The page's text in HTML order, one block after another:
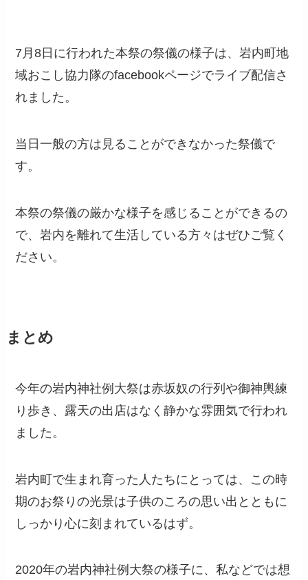
7月8日に行われた本祭の祭儀の様子は、岩内町地
域おこし協力隊のfacebookページでライブ配信さ
れました。
当日一般の方は見ることができなかった祭儀で
す。
本祭の祭儀の厳かな様子を感じることができるの
で、岩内を離れて生活している方々はぜひご覧く
ださい。
まとめ
今年の岩内神社例大祭は赤坂奴の行列や御神輿練
り歩き、露天の出店はなく静かな雰囲気で行われ
ました。
岩内町で生まれ育った人たちにとっては、この時
期のお祭りの光景は子供のころの思い出とともに
しっかり心に刻まれているはず。
2020年の岩内神社例大祭の様子に、私などでは想